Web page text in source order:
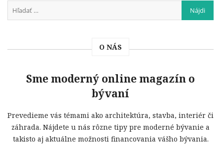
O NÁS
Sme moderný online magazín o
bývaní
Prevedieme vás témami ako architektúra, stavba, interiér či
záhrada. Nájdete u nás rôzne tipy pre moderné bývanie a
takisto aj aktuálne možnosti financovania vášho bývania.